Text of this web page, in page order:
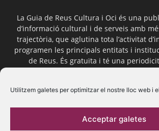
Utilitzem galetes per optimitzar el nostre lloc web i
Acceptar galetes
La Guia de Reus Cultura i Oci és una
d’informació cultural i de serveis amb
trajectòria, que aglutina tota l’activitat
programen les principals entitats i
de Reus. És gratuïta i té una
Segueix-nos